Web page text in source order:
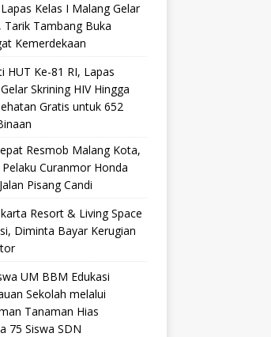
Kelas I Malang Gelar
Tarik Tambang Buka
Kemerdekaan
HUT Ke-81 RI, Lapas
Skrining HIV Hingga
Gratis untuk 652
Resmob Malang Kota,
Pelaku Curanmor Honda
Pisang Candi
Resort & Living Space
Diminta Bayar Kerugian
UM BBM Edukasi
Sekolah melalui
Tanaman Hias
75 Siswa SDN